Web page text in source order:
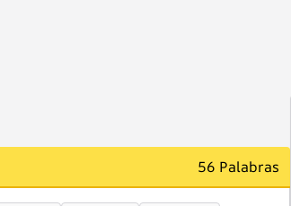
56 Palabras